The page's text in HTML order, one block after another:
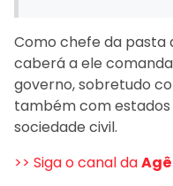
Como chefe da pasta
caberá a ele
governo, sobretudo
também com
sociedade civil.
>> Siga o canal da